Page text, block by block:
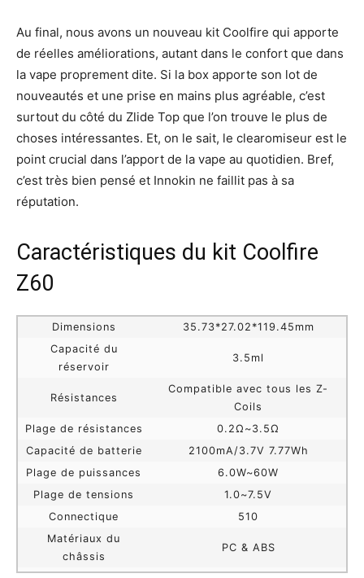
Au final, nous avons un nouveau kit Coolfire qui apporte
de réelles améliorations, autant dans le confort que dans
la vape proprement dite. Si la box apporte son lot de
nouveautés et une prise en mains plus agréable, c’est
surtout du côté du Zlide Top que l’on trouve le plus de
choses intéressantes. Et, on le sait, le clearomiseur est le
point crucial dans l’apport de la vape au quotidien. Bref,
c’est très bien pensé et Innokin ne faillit pas à sa
réputation.
Caractéristiques du kit Coolfire
Z60
Dimensions
35.73*27.02*119.45mm
Capacité du
réservoir
3.5ml
Résistances
Compatible avec tous les Z-
Coils
Plage de résistances
0.2Ω~3.5Ω
Capacité de batterie
2100mA/3.7V 7.77Wh
Plage de puissances
6.0W~60W
Plage de tensions
1.0~7.5V
Connectique
510
Matériaux du
châssis
PC & ABS